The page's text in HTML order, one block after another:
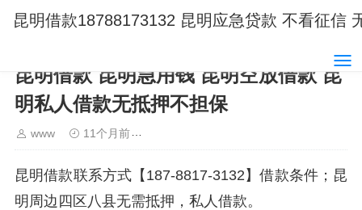
昆明借款18788173132 昆明应急贷款 不看征信
昆明借款 昆明急用钱 昆明空放借款 昆
明私人借款无抵押不担保
www 11个月前
昆明借款联系方式【187-8817-3132】借款条件；昆
明周边四区八县无需抵押，私人借款。